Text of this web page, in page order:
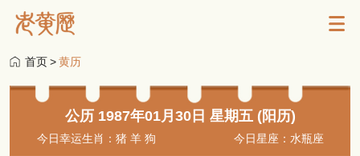
首页>黄历
公历 1987年01月30日 星期五 (阳历)
今日幸运生肖：猪 羊 狗 今日星座：水瓶座